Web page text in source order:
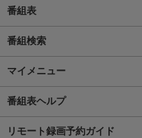
番組表
番組検索
マイメニュー
番組表ヘルプ
リモート録画予約ガイド